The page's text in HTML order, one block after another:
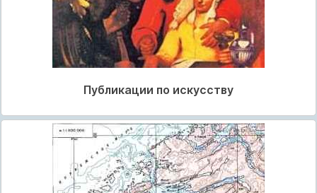
Публикации по искусству